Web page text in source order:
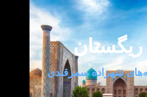
ریگستان
شهزاده سمرقندی